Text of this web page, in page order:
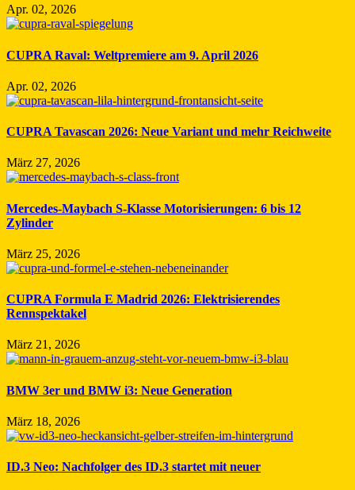
Apr. 02, 2026
CUPRA Raval: Weltpremiere am 9. April 2026
Apr. 02, 2026
CUPRA Tavascan 2026: Neue Variant und mehr Reichweite
März 27, 2026
Mercedes-Maybach S-Klasse Motorisierungen: 6 bis 12
Zylinder
März 25, 2026
CUPRA Formula E Madrid 2026: Elektrisierendes
Rennspektakel
März 21, 2026
BMW 3er und BMW i3: Neue Generation
März 18, 2026
ID.3 Neo: Nachfolger des ID.3 startet mit neuer